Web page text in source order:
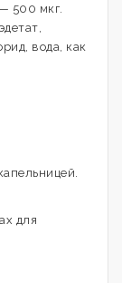
500 мкг.
вода, как
для